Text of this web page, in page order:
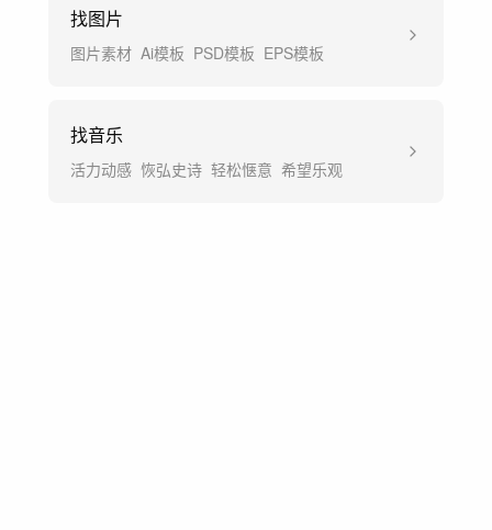
找图片
图片素材 Ai模板 PSD模板 EPS模板
找音乐
活力动感 恢弘史诗 轻松惬意 希望乐观